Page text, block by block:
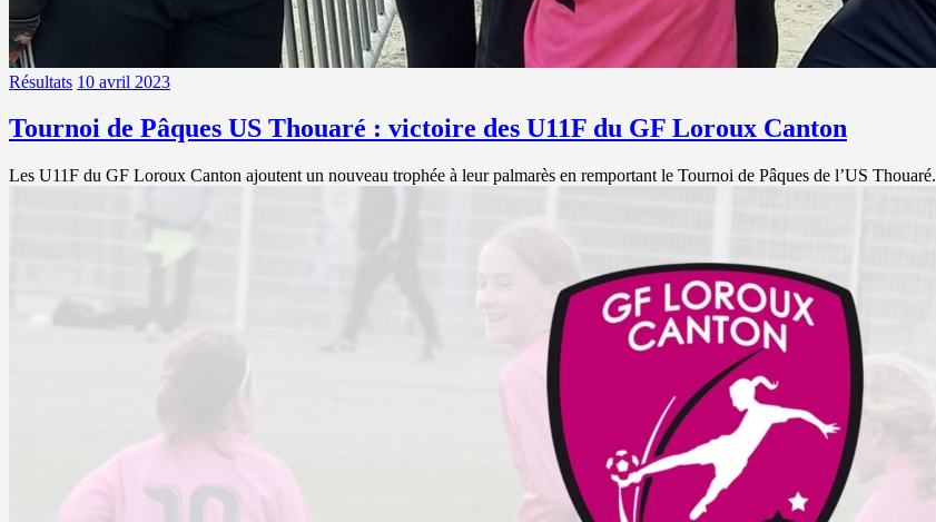
Résultats 10 avril 2023
Tournoi de Pâques US Thouaré : victoire des U11F du GF Loroux Canton
Les U11F du GF Loroux Canton ajoutent un nouveau trophée à leur palmarès en remportant le Tournoi de Pâques de l’US Thouaré.